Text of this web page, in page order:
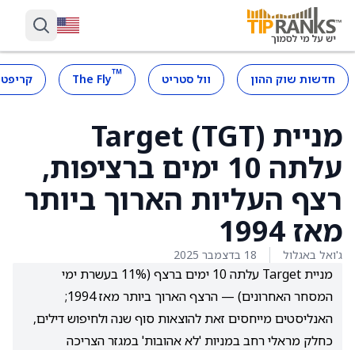
חדשות שוק ההון וול סטריט ™
The Fly
מניית Target (TGT)
עלתה 10 ימים ברציפות,
רצף העליות הארוך ביותר
מאז 1994
ג'ואל באגלול 18 בדצמבר 2025
מניית Target עלתה 10 ימים ברצף (11% בעשרת ימי
המסחר האחרונים) — הרצף הארוך ביותר מאז 1994;
האנליסטים מייחסים זאת להוצאות סוף שנה ולחיפוש דילים,
כחלק מראלי רחב במניות 'לא אהובות' במגזר הצריכה